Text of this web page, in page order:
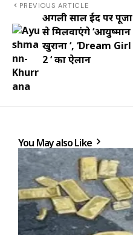
PREVIOUS ARTICLE
अगली साल ईद पर पूजा
से मिलवाएंगे ‘आयुष्मान
खुराना ‘, ‘Dream Girl
2 ‘ का ऐलान
You May also Like